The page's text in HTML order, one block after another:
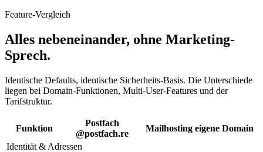
Feature-Vergleich
Alles nebeneinander, ohne Marketing-
Sprech.
Identische Defaults, identische Sicherheits-Basis. Die Unterschiede
liegen bei Domain-Funktionen, Multi-User-Features und der
Tarifstruktur.
Funktion
Postfach
@postfach.re
Mailhosting eigene Domain
Identität & Adressen